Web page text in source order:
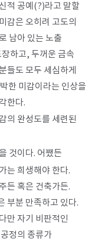
적 공예(?)라고 말할
감은 오히려 고도의
남아 있는 노출
하고, 두꺼운 금속
들도 모두 세심하게
한 미감이라는 인상을
한다.
의 완성도를 세련된
것이다. 어쨌든
는 희생해야 한다.
든 혹은 건축가든.
부분 만족하고 있다.
만 자기 비판적인
정의 종류가